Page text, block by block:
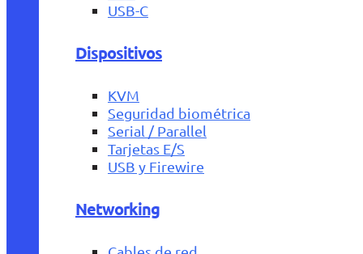
USB-C
Dispositivos
KVM
Seguridad biométrica
Serial / Parallel
Tarjetas E/S
USB y Firewire
Networking